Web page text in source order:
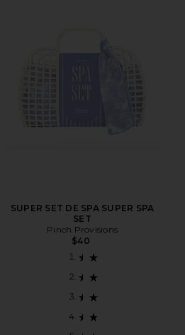
SUPER SET DE SPA SUPER SPA
SET
Pinch Provisions
$40